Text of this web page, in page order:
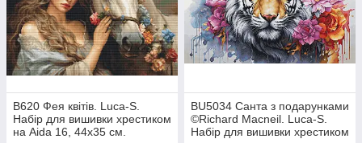
B620 Фея квітів. Luca-S.
Набір для вишивки хрестиком
на Aida 16, 44х35 см.
BU5034 Санта з подарунками
©Richard Macneil. Luca-S.
Набір для вишивки хрестиком